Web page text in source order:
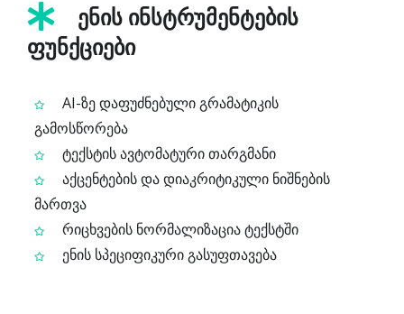
ენის ინსტრუმენტების
ფუნქციები
AI-ზე დაფუძნებული გრამატიკის
გამოსწორება
ტექსტის ავტომატური თარგმანი
აქცენტების და დიაკრიტიკული ნიშნების
მართვა
რიცხვების ნორმალიზაცია ტექსტში
ენის სპეციფიკური გასუფთავება